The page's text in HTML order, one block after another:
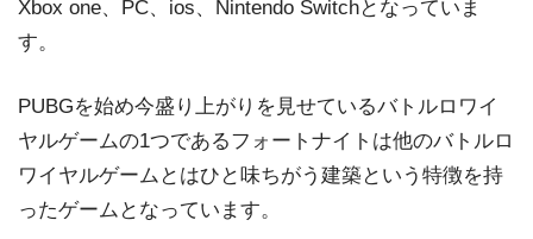
Xbox one、PC、ios、Nintendo Switchとなっていま
す。
PUBGを始め今盛り上がりを見せているバトルロワイ
ヤルゲームの1つであるフォートナイトは他のバトルロ
ワイヤルゲームとはひと味ちがう建築という特徴を持
ったゲームとなっています。